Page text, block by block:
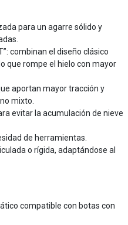
para un agarre sólido y
combinan el diseño clásico
que rompe el hielo con mayor
aportan mayor tracción y
mixto.
evitar la acumulación de nieve
de herramientas.
o rígida, adaptándose al
compatible con botas con